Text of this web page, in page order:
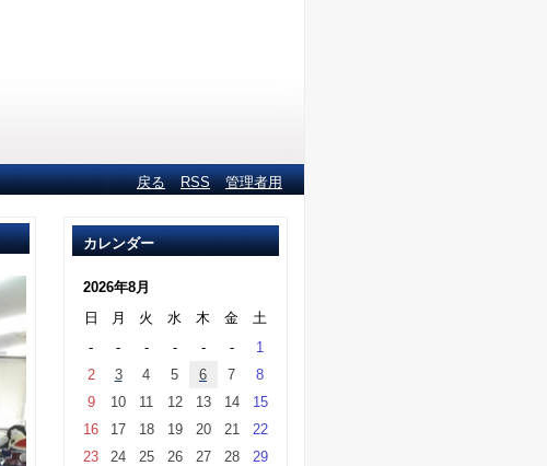
戻る RSS 管理者用
カレンダー
2026年8月
日
月 火 水 木 金
土
-
- - - - -
1
2
3 4 5 6 7
8
9
10 11 12 13 14
15
16
17 18 19 20 21
22
23
24 25 26 27 28
29